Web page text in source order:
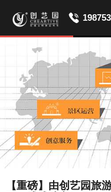
【重磅】由创艺园旅